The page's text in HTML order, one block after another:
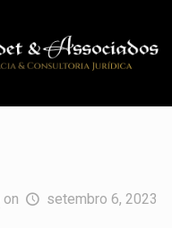
on setembro 6, 2023